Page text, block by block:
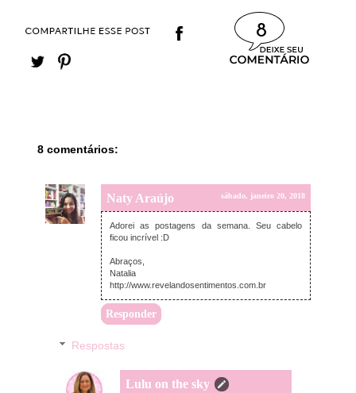
8
8 comentários:
Naty Araújo sábado, janeiro 20, 2018
Adorei as postagens da semana. Seu cabelo
ficou incrível :D
Abraços,
Natalia
http://www.revelandosentimentos.com.br
Responder
Respostas
Lulu on the sky